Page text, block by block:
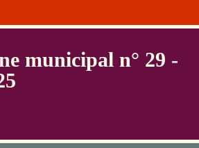
municipal n° 29 -